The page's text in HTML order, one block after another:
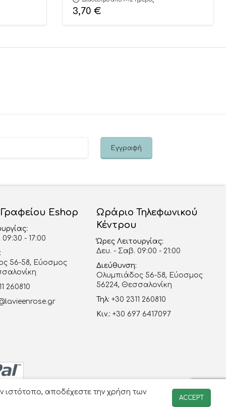
3,70 €
Eshop
- 17:00
56-58, Εύοσμος
260810
Ωράριο Τηλεφωνικού
Κέντρου
Ώρες Λειτουργίας:
Δευ. - Σαβ. 09:00 - 21:00
Διεύθυνση:
Ολυμπιάδος 56-58, Εύοσμος
56224, Θεσσαλονίκη
Τηλ: +30 2311 260810
Κιν.: +30 697 6417097
ιστότοπο, αποδέχεστε την χρήση των
ACCEPT